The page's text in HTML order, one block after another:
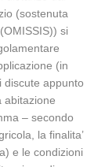
(sostenuta
si
(in
discute appunto
abitazione
– secondo
la finalita’
e le condizioni